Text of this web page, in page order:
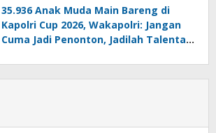
35.936 Anak Muda Main Bareng di
Kapolri Cup 2026, Wakapolri: Jangan
Cuma Jadi Penonton, Jadilah Talenta